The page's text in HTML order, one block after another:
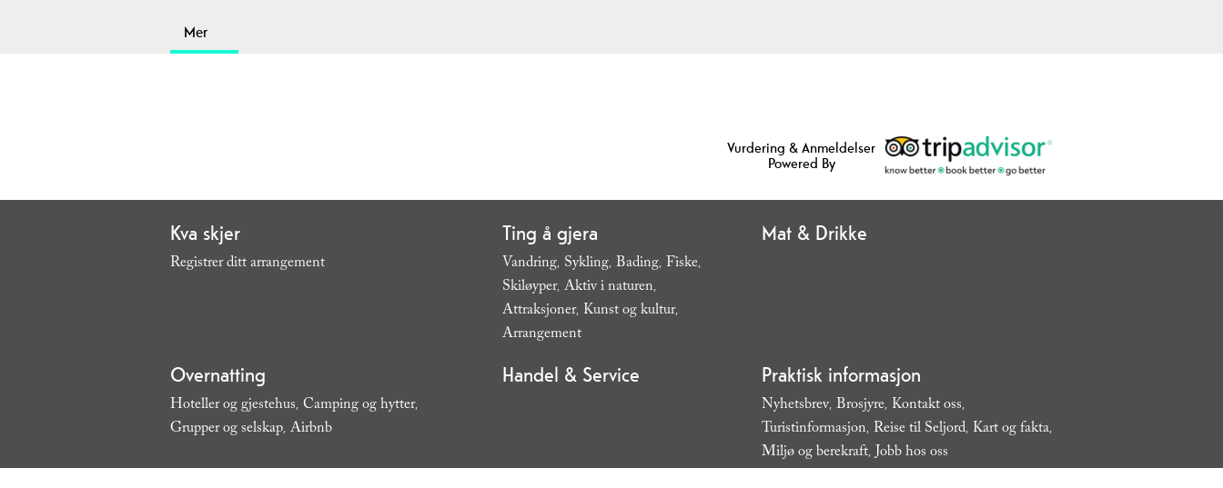
Mer
Vurdering & Anmeldelser
Powered By
Kva skjer
Registrer ditt arrangement
Ting å gjera
Vandring, Sykling, Bading, Fiske,
Skiløyper, Aktiv i naturen,
Attraksjoner, Kunst og kultur,
Arrangement,
Mat & Drikke
Overnatting
Hoteller og gjestehus, Camping og hytter,
Grupper og selskap, Airbnb
Handel & Service Praktisk informasjon
Nyhetsbrev, Brosjyre, Kontakt oss,
Turistinformasjon, Reise til Seljord, Kart og fakta,
Miljø og berekraft, Jobb hos oss